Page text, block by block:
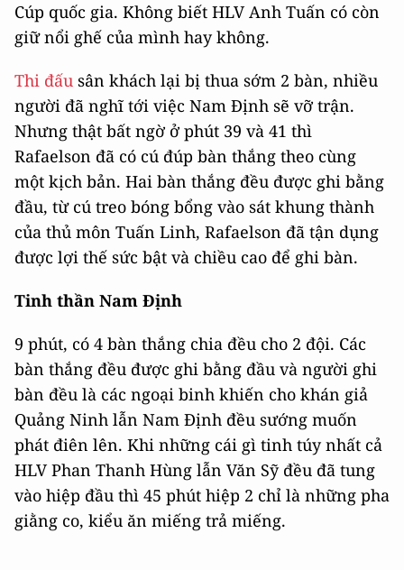
Cúp quốc gia. Không biết HLV Anh Tuấn có còn
giữ nổi ghế của mình hay không.
Thi đấu sân khách lại bị thua sớm 2 bàn, nhiều
người đã nghĩ tới việc Nam Định sẽ vỡ trận.
Nhưng thật bất ngờ ở phút 39 và 41 thì
Rafaelson đã có cú đúp bàn thắng theo cùng
một kịch bản. Hai bàn thắng đều được ghi bằng
đầu, từ cú treo bóng bổng vào sát khung thành
của thủ môn Tuấn Linh, Rafaelson đã tận dụng
được lợi thế sức bật và chiều cao để ghi bàn.
Tinh thần Nam Định
9 phút, có 4 bàn thắng chia đều cho 2 đội. Các
bàn thắng đều được ghi bằng đầu và người ghi
bàn đều là các ngoại binh khiến cho khán giả
Quảng Ninh lẫn Nam Định đều sướng muốn
phát điên lên. Khi những cái gì tinh túy nhất cả
HLV Phan Thanh Hùng lẫn Văn Sỹ đều đã tung
vào hiệp đầu thì 45 phút hiệp 2 chỉ là những pha
giằng co, kiểu ăn miếng trả miếng.